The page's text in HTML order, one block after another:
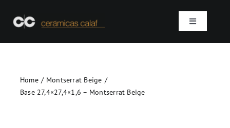
Toggle
Qui sommes-nous ?
Home
Montserrat Beige
Base 27,4×27,4×1,6 – Montserrat Beige